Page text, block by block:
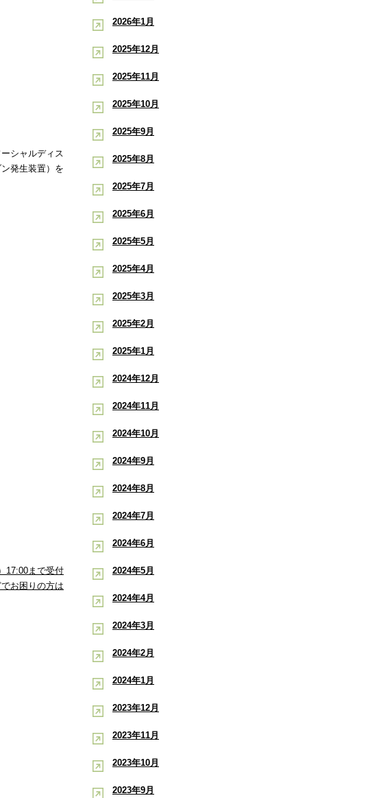
シャルディス
発生装置）を
17:00まで受付
お困りの方は
2026年1月
2025年12月
2025年11月
2025年10月
2025年9月
2025年8月
2025年7月
2025年6月
2025年5月
2025年4月
2025年3月
2025年2月
2025年1月
2024年12月
2024年11月
2024年10月
2024年9月
2024年8月
2024年7月
2024年6月
2024年5月
2024年4月
2024年3月
2024年2月
2024年1月
2023年12月
2023年11月
2023年10月
2023年9月